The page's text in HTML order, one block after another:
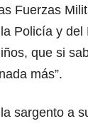
Fuerzas
Policía y
que si
más”.
sargento a